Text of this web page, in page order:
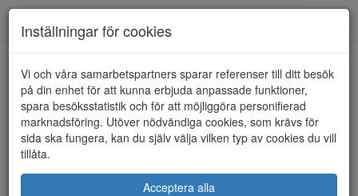
HEM TAMARIS
Inställningar för cookies
Vi och våra samarbetspartners sparar referenser till ditt besök
på din enhet för att kunna erbjuda anpassade funktioner,
spara besöksstatistik och för att möjliggöra personifierad
marknadsföring. Utöver nödvändiga cookies, som krävs för
sida ska fungera, kan du själv välja vilken typ av cookies du vill
tillåta.
Acceptera alla